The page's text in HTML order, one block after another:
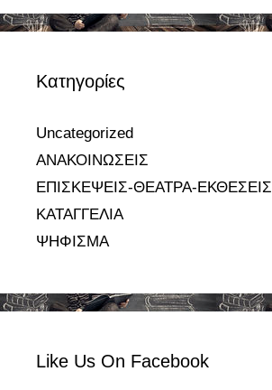
Kατηγορίες
Uncategorized
ΑΝΑΚΟΙΝΩΣΕΙΣ
ΕΠΙΣΚΕΨΕΙΣ-ΘΕΑΤΡΑ-ΕΚΘΕΣΕΙΣ
ΚΑΤΑΓΓΕΛΙΑ
ΨΗΦΙΣΜΑ
Like Us On Facebook